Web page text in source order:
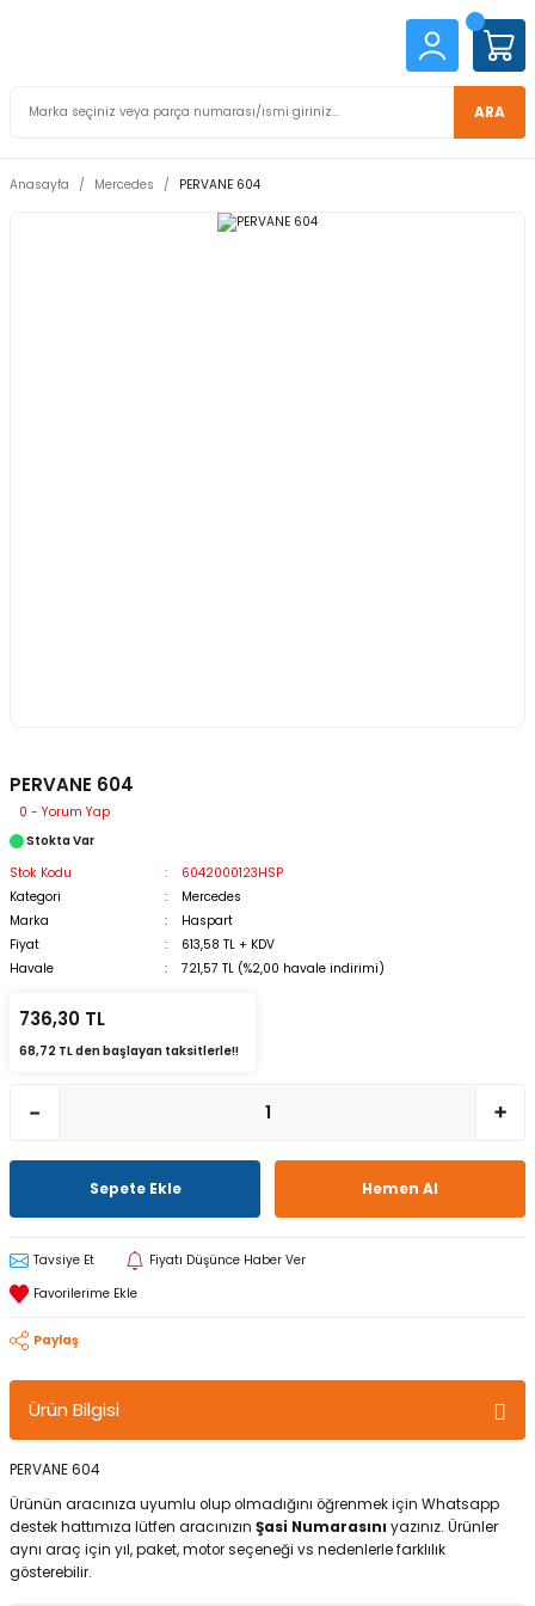
ARA
Anasayfa Mercedes PERVANE 604
PERVANE 604
0 - Yorum Yap
Stokta Var
Stok Kodu
6042000123HSP
Kategori
Mercedes
Marka
Haspart
Fiyat
613,58 TL + KDV
Havale
721,57 TL (%2,00 havale indirimi)
736,30 TL
68,72 TL den başlayan taksitlerle!!
Sepete Ekle Hemen Al
Tavsiye Et Fiyatı Düşünce Haber Ver
Paylaş
Ürün Bilgisi
PERVANE 604
Ürünün aracınıza uyumlu olup olmadığını öğrenmek için Whatsapp
destek hattımıza lütfen aracınızın Şasi Numarasını yazınız. Ürünler
aynı araç için yıl, paket, motor seçeneği vs nedenlerle farklılık
gösterebilir.